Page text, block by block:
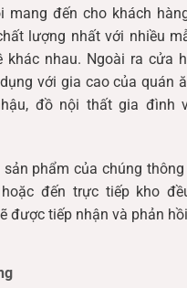
mang đến cho khách
lượng nhất với nhiều
khác nhau. Ngoài ra cửa
với gia cao của quán
đồ nội thất gia đình
phẩm của chúng
hoặc đến trực tiếp kho
được tiếp nhận và phản